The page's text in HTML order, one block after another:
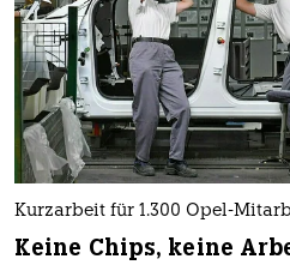
Kurzarbeit für 1.300 Opel-
Keine Chips, keine